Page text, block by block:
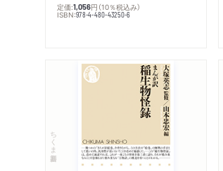
定価:1,056円 （10％税込み）
ISBN:978-4-480-43250-6
ちくま新書